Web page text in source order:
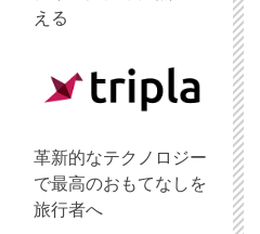
える
革新的なテクノロジー
で最高のおもてなしを
旅行者へ